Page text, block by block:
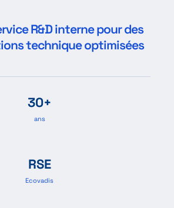
R&D interne pour des
technique optimisées
30+
ans
RSE
Ecovadis